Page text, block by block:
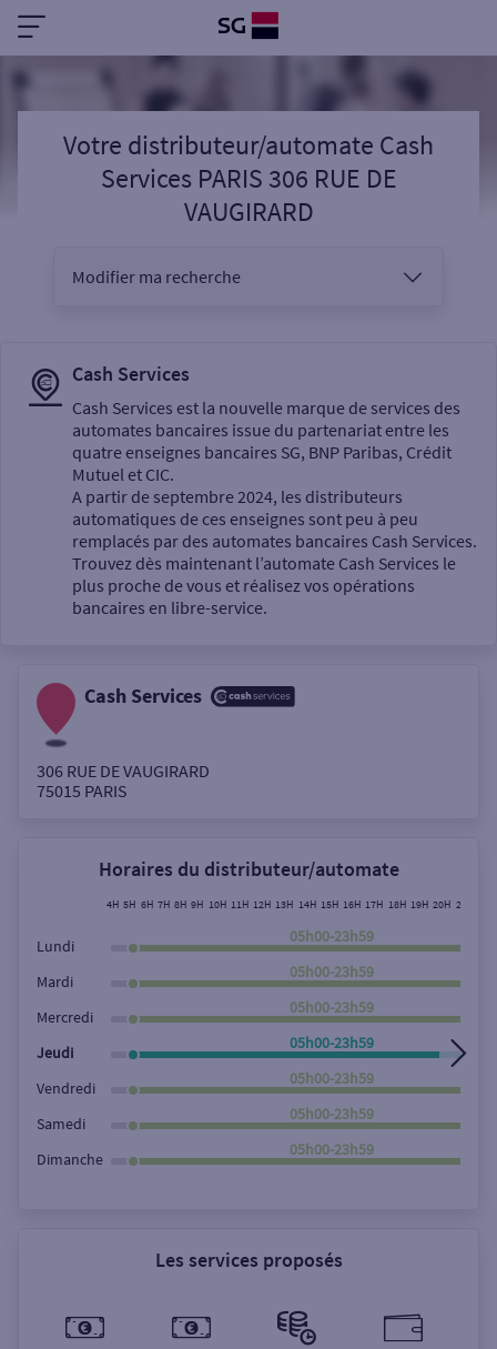
Votre distributeur/automate Cash
Services PARIS 306 RUE DE
VAUGIRARD
Modifier ma recherche
Sélectionnez votre recherche
Un service
Autour de moi
Rue
Rechercher
Cash Services
Cash Services est la nouvelle marque de services des
automates bancaires issue du partenariat entre les
quatre enseignes bancaires SG, BNP Paribas, Crédit
Mutuel et CIC.
A partir de septembre 2024, les distributeurs
automatiques de ces enseignes sont peu à peu
remplacés par des automates bancaires Cash Services.
Trouvez dès maintenant l’automate Cash Services le
plus proche de vous et réalisez vos opérations
bancaires en libre-service.
Cash Services
306 RUE DE VAUGIRARD
75015 PARIS
Horaires du distributeur/automate
4H 5H 6H 7H 8H 9H 10H 11H 12H 13H 14H 15H 16H 17H 18H 19H 20H 21H
Lundi
05h00-23h59
Mardi
05h00-23h59
Mercredi
05h00-23h59
Jeudi
05h00-23h59
Vendredi
05h00-23h59
Samedi
05h00-23h59
Dimanche
05h00-23h59
Les services proposés